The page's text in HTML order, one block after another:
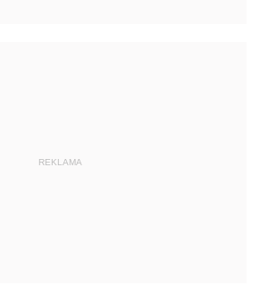
REKLAMA